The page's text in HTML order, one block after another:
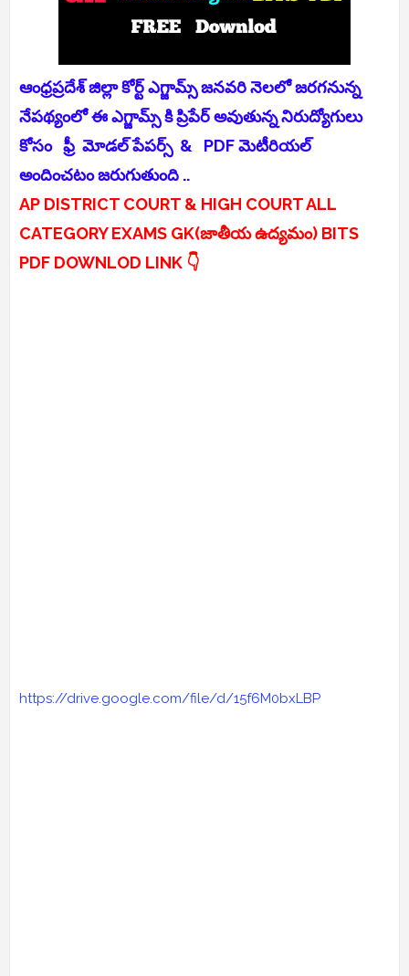
ఆంధ్రప్రదేశ్ జిల్లా కోర్ట్ ఎగ్జామ్స్ జనవరి నెలలో జరగనున్న
నేపథ్యంలో ఈ ఎగ్జామ్స్ కి ప్రిపేర్ అవుతున్న నిరుద్యోగులు
కోసం ఫ్రీ మోడల్ పేపర్స్ & PDF మెటీరియల్
అందించటం జరుగుతుంది ..
AP DISTRICT COURT & HIGH COURT ALL
CATEGORY EXAMS GK(జాతీయ ఉద్యమం) BITS
PDF DOWNLOD LINK 👇
https://drive.google.com/file/d/15f6M0bxLBP